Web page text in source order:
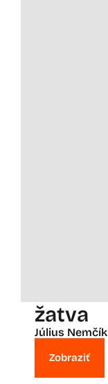
žatva
Július Nemčík
Zobraziť